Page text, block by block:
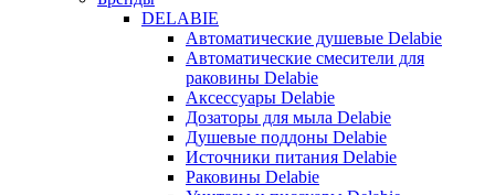
DELABIE
Автоматические душевые Delabie
Автоматические смесители для
раковины Delabie
Аксессуары Delabie
Дозаторы для мыла Delabie
Душевые поддоны Delabie
Источники питания Delabie
Раковины Delabie